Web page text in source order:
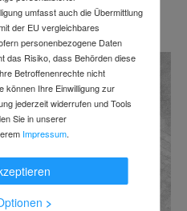
umfasst auch die Übermittlung
der EU vergleichbares
personenbezogene Daten
das Risiko, dass Behörden diese
Betroffenenrechte nicht
können Ihre Einwilligung zur
jederzeit widerrufen und Tools
Sie in unserer
Impressum.
>